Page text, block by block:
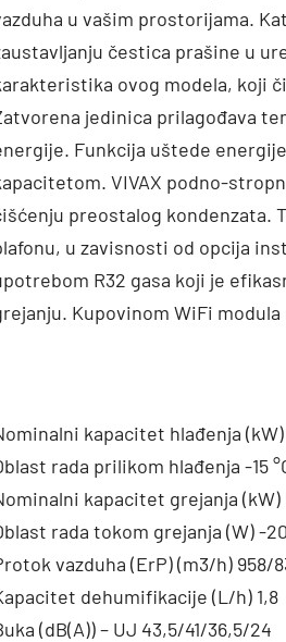
u vašim prostorijama.
čestica prašine u
ovog modela, koji
jedinica prilagođava
Funkcija uštede
VIVAX podno-
preostalog kondenzata.
u zavisnosti od opcija
R32 gasa koji je
Kupovinom WiFi
kapacitet hlađenja
rada prilikom hlađenja -15
kapacitet grejanja (kW)
rada tokom grejanja (W) -20
vazduha (ErP) (m3/h) 958/
dehumifikacije (L/h) 1,8
(dB(A)) – UJ 43,5/41/36,5/24